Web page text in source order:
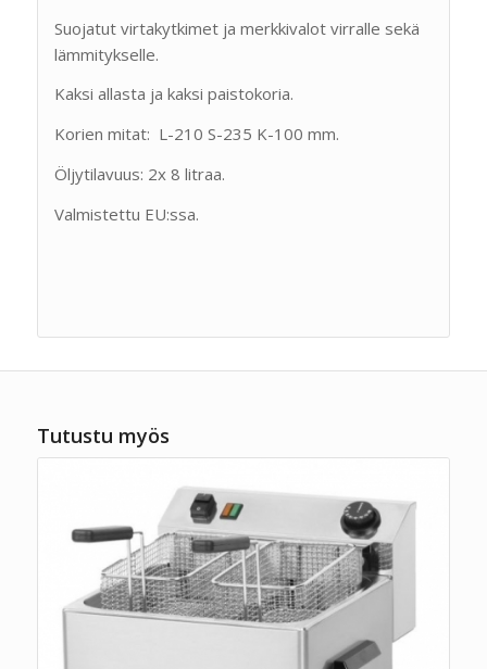
Suojatut virtakytkimet ja merkkivalot virralle sekä
lämmitykselle.
Kaksi allasta ja kaksi paistokoria.
Korien mitat: L-210 S-235 K-100 mm.
Öljytilavuus: 2x 8 litraa.
Valmistettu EU:ssa.
Tutustu myös